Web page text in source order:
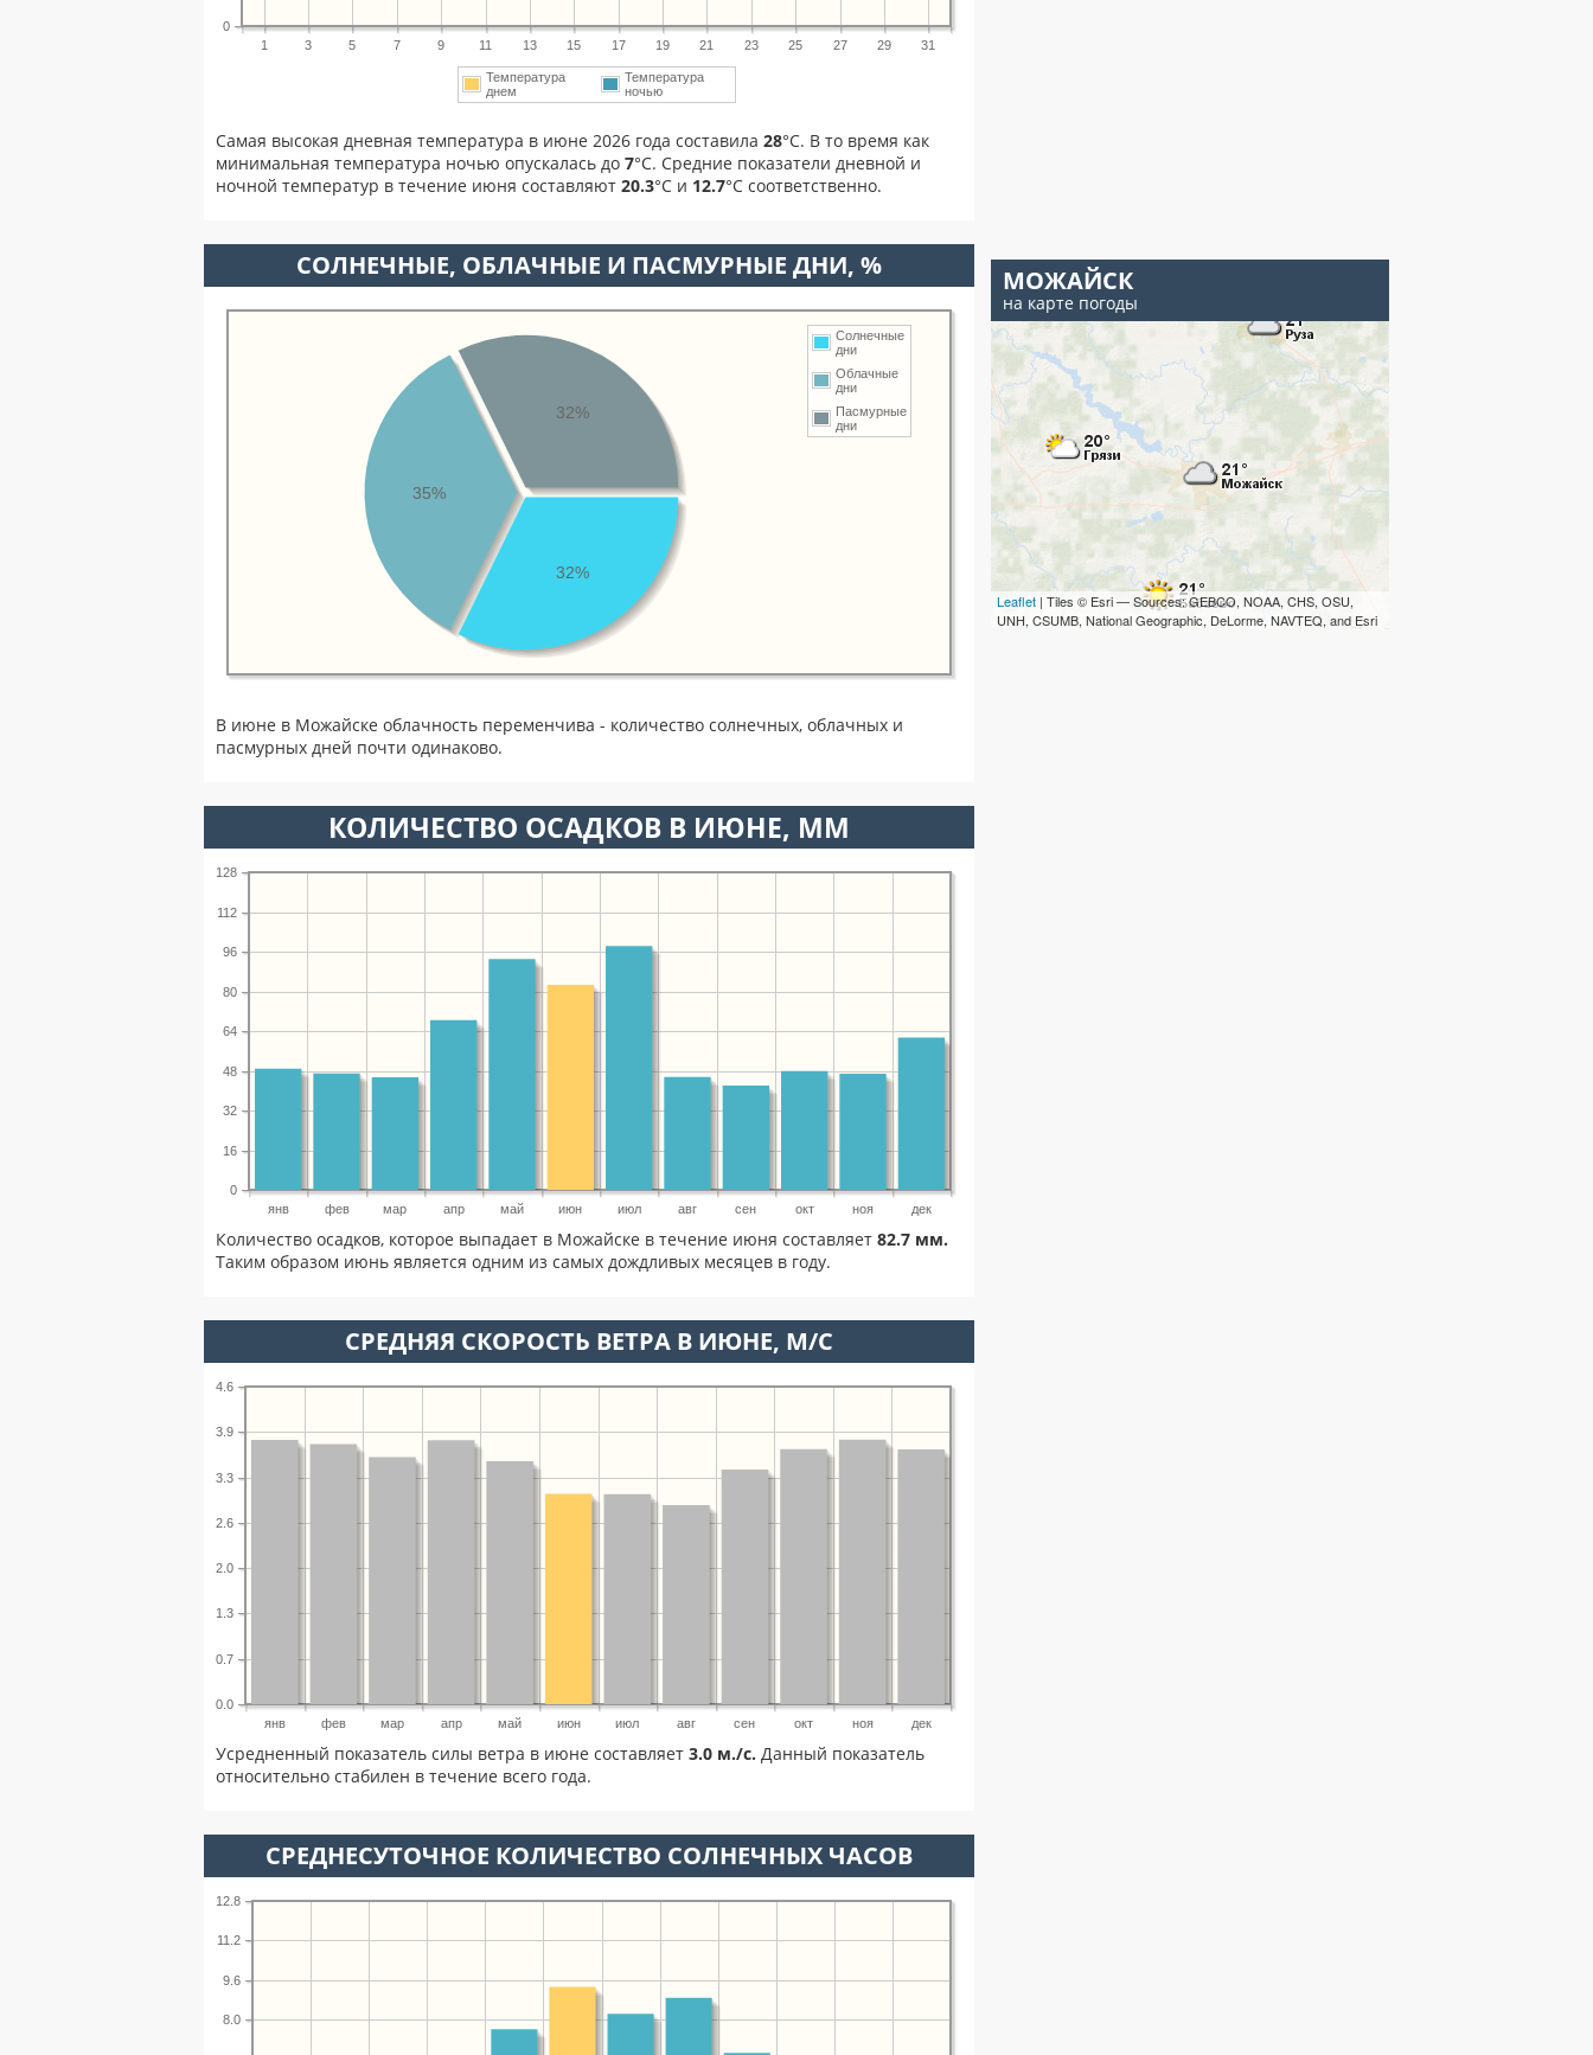
1 3 5 7 9 11 13 15 17 19 21 23 25 27 29 31
0
Температура
днем
Температура
ночью
Самая высокая дневная температура в июне 2026 года составила 28°С. В то время как
минимальная температура ночью опускалась до 7°C. Средние показатели дневной и
ночной температур в течение июня составляют 20.3°С и 12.7°С соответственно.
CОЛНЕЧНЫЕ, ОБЛАЧНЫЕ И ПАСМУРНЫЕ ДНИ, %
Солнечные
дни
Облачные
дни
Пасмурные
дни
32%
35%
32%
В июне в Можайске облачность переменчива - количество солнечных, облачных и
пасмурных дней почти одинаково.
КОЛИЧЕСТВО ОСАДКОВ В ИЮНЕ, ММ
янв фев мар апр май июн июл авг сен окт ноя дек
0
16
32
48
64
80
96
112
128
Количество осадков, которое выпадает в Можайске в течение июня составляет 82.7 мм.
Таким образом июнь является одним из самых дождливых месяцев в году.
СРЕДНЯЯ СКОРОСТЬ ВЕТРА В ИЮНЕ, М/С
янв фев мар апр май июн июл авг сен окт ноя дек
0.0
0.7
1.3
2.0
2.6
3.3
3.9
4.6
Усредненный показатель силы ветра в июне составляет 3.0 м./с. Данный показатель
относительно стабилен в течение всего года.
СРЕДНЕСУТОЧНОЕ КОЛИЧЕСТВО СОЛНЕЧНЫХ ЧАСОВ
8.0
9.6
11.2
12.8
МОЖАЙСК
на карте погоды
Leaflet | Tiles © Esri — Sources: GEBCO, NOAA, CHS, OSU,
UNH, CSUMB, National Geographic, DeLorme, NAVTEQ, and Esri